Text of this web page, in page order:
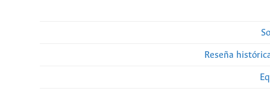
Reseña